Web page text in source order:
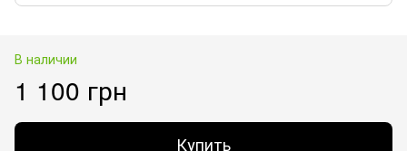
В наличии
1 100 грн
Купить